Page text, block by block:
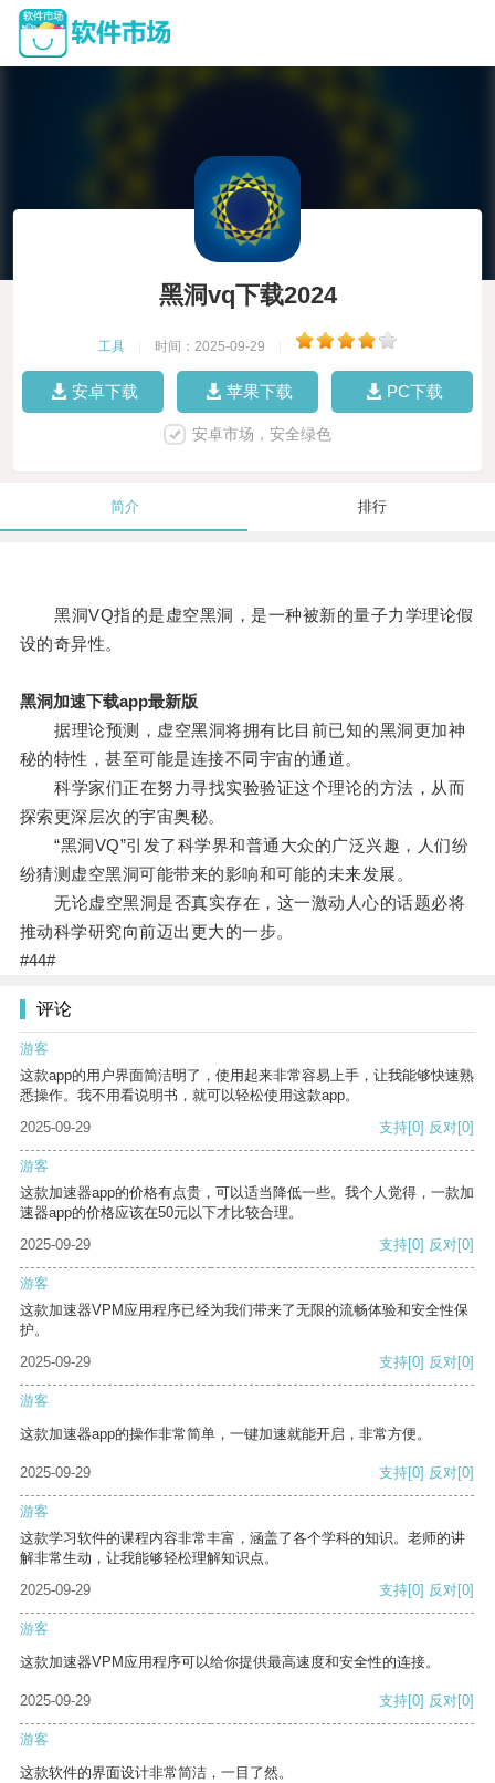
黑洞vq下载2024
工具 时间：2025-09-29
安卓下载 苹果下载 PC下载
安卓市场，安全绿色
简介 排行
黑洞VQ指的是虚空黑洞，是一种被新的量子力学理论假
设的奇异性。
黑洞加速下载app最新版
据理论预测，虚空黑洞将拥有比目前已知的黑洞更加神
秘的特性，甚至可能是连接不同宇宙的通道。
科学家们正在努力寻找实验验证这个理论的方法，从而
探索更深层次的宇宙奥秘。
“黑洞VQ”引发了科学界和普通大众的广泛兴趣，人们纷
纷猜测虚空黑洞可能带来的影响和可能的未来发展。
无论虚空黑洞是否真实存在，这一激动人心的话题必将
推动科学研究向前迈出更大的一步。
#44#
评论
游客
这款app的用户界面简洁明了，使用起来非常容易上手，让我能够快速熟
悉操作。我不用看说明书，就可以轻松使用这款app。
2025-09-29
支持[0] 反对[0]
游客
这款加速器app的价格有点贵，可以适当降低一些。我个人觉得，一款加
速器app的价格应该在50元以下才比较合理。
2025-09-29
支持[0] 反对[0]
游客
这款加速器VPM应用程序已经为我们带来了无限的流畅体验和安全性保
护。
2025-09-29
支持[0] 反对[0]
游客
这款加速器app的操作非常简单，一键加速就能开启，非常方便。
2025-09-29 支持[0] 反对[0]
游客
这款学习软件的课程内容非常丰富，涵盖了各个学科的知识。老师的讲
解非常生动，让我能够轻松理解知识点。
2025-09-29
支持[0] 反对[0]
游客
这款加速器VPM应用程序可以给你提供最高速度和安全性的连接。
2025-09-29 支持[0] 反对[0]
游客
这款软件的界面设计非常简洁，一目了然。